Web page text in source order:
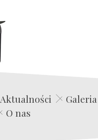
Edwin Film Agencja Aktorska
Aktualności
Galeria
O nas